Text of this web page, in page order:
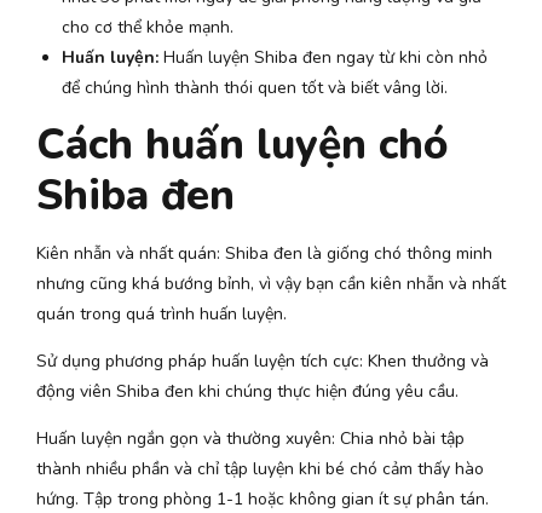
cho cơ thể khỏe mạnh.
Huấn luyện: Huấn luyện Shiba đen ngay từ khi còn nhỏ
để chúng hình thành thói quen tốt và biết vâng lời.
Cách huấn luyện chó
Shiba đen
Kiên nhẫn và nhất quán: Shiba đen là giống chó thông minh
nhưng cũng khá bướng bỉnh, vì vậy bạn cần kiên nhẫn và nhất
quán trong quá trình huấn luyện.
Sử dụng phương pháp huấn luyện tích cực: Khen thưởng và
động viên Shiba đen khi chúng thực hiện đúng yêu cầu.
Huấn luyện ngắn gọn và thường xuyên: Chia nhỏ bài tập
thành nhiều phần và chỉ tập luyện khi bé chó cảm thấy hào
hứng. Tập trong phòng 1-1 hoặc không gian ít sự phân tán.